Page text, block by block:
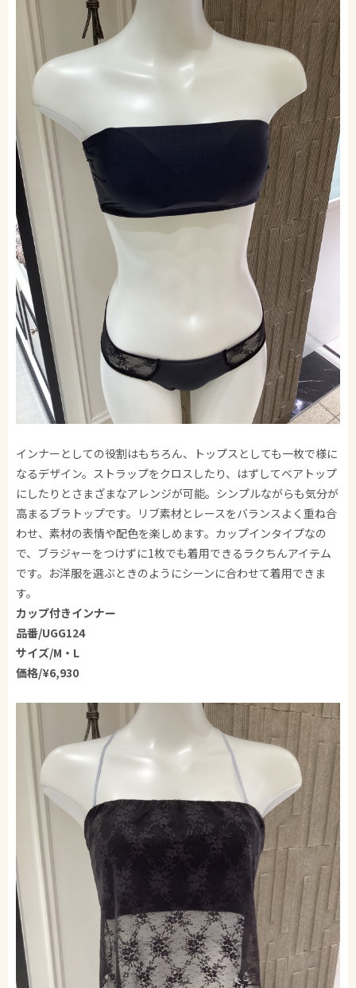
インナーとしての役割はもちろん、トップスとしても一枚で様に
なるデザイン。ストラップをクロスしたり、はずしてベアトップ
にしたりとさまざまなアレンジが可能。シンプルながらも気分が
高まるブラトップです。リブ素材とレースをバランスよく重ね合
わせ、素材の表情や配色を楽しめます。カップインタイプなの
で、ブラジャーをつけずに1枚でも着用できるラクちんアイテム
です。お洋服を選ぶときのようにシーンに合わせて着用できま
す。
カップ付きインナー
品番/UGG124
サイズ/M・L
価格/¥6,930